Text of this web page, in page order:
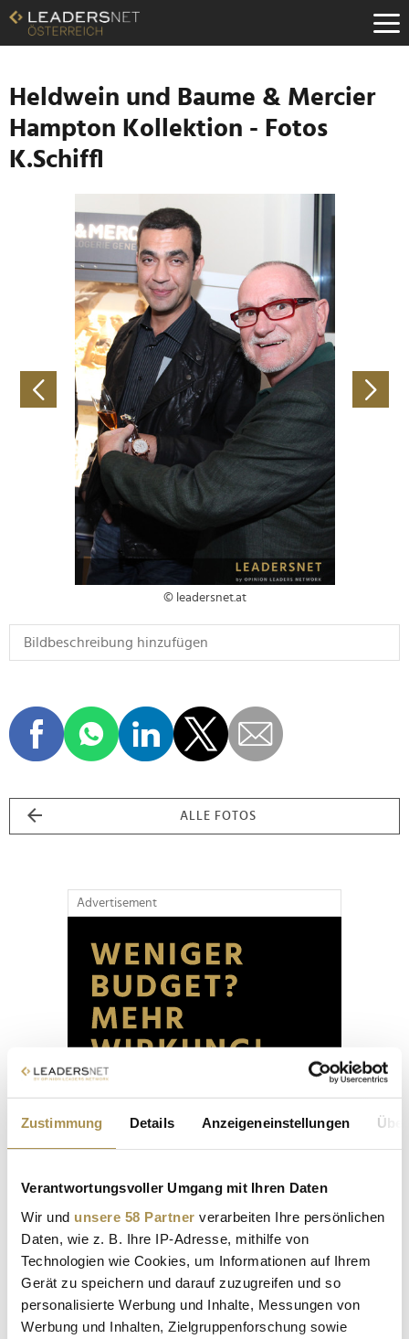
Zustimmung Details Anzeigeneinstellungen
Verantwortungsvoller Umgang mit Ihren Daten
Wir und unsere 58 Partner verarbeiten Ihre persönlichen
Daten, wie z. B. Ihre IP-Adresse, mithilfe von
Technologien wie Cookies, um Informationen auf Ihrem
Gerät zu speichern und darauf zuzugreifen und so
personalisierte Werbung und Inhalte, Messungen von
Werbung und Inhalten, Zielgruppenforschung sowie
Zum
Inhalt
Zur
Navigation
Zur
Hauptnavigation
Heldwein und Baume & Mercier
Hampton Kollektion - Fotos
K.Schiffl
© leadersnet.at
ALLE FOTOS
Advertisement